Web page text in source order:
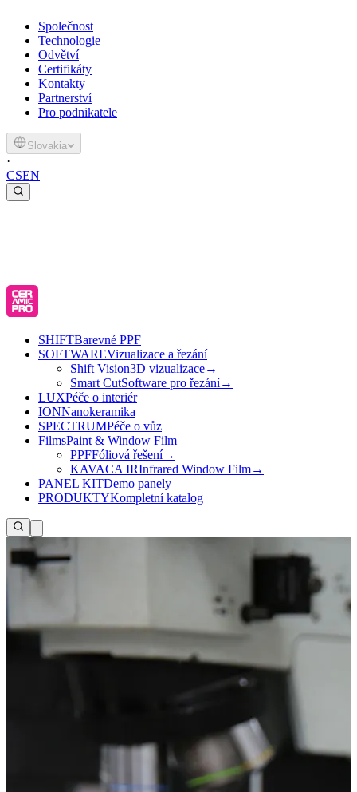
Společnost
Technologie
Odvětví
Certifikáty
Kontakty
Partnerství
Pro podnikatele
Slovakia
·
CSEN
SHIFTBarevné PPF
SOFTWAREVizualizace a řezání
Shift Vision3D vizualizace→
Smart CutSoftware pro řezání→
LUXPéče o interiér
IONNanokeramika
SPECTRUMPéče o vůz
FilmsPaint & Window Film
PPFFóliová řešení→
KAVACA IRInfrared Window Film→
PANEL KITDemo panely
PRODUKTYKompletní katalog